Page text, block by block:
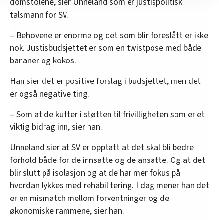
nettstedet med LO Medias egne samarbeidspartnere
innenfor analyse og annonsering. Disse er angitt i
talsmann for SV.
– Behovene er enorme og det som blir foreslått er ikke
nok. Justisbudsjettet er som en twistpose med både
bananer og kokos.
Han sier det er positive forslag i budsjettet, men det
er også negative ting.
– Som at de kutter i støtten til frivilligheten som er et
viktig bidrag inn, sier han.
Unneland sier at SV er opptatt at det skal bli bedre
forhold både for de innsatte og de ansatte. Og at det
blir slutt på isolasjon og at de har mer fokus på
hvordan lykkes med rehabilitering. I dag mener han det
er en mismatch mellom forventninger og de
økonomiske rammene, sier han.